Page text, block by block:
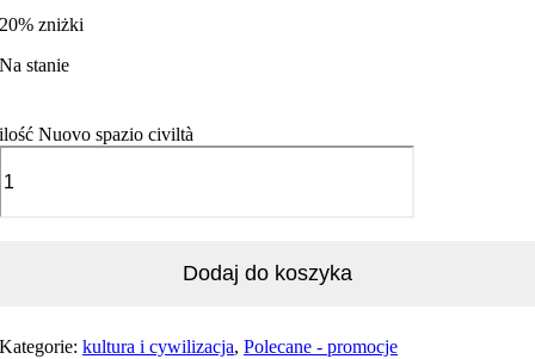
20% zniżki
Na stanie
ilość Nuovo spazio civiltà
Dodaj do koszyka
Kategorie:kultura i cywilizacja,Polecane - promocje